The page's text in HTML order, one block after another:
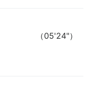
（05'24"）